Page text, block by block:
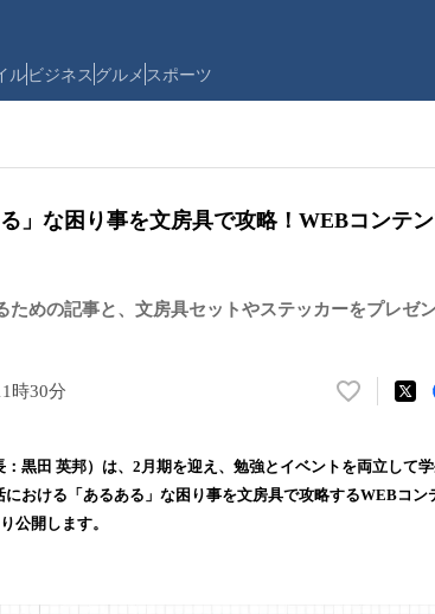
ルビジネス グルメ スポーツ
」な困り事を文房具で攻略！WEBコンテ
ための記事と、文房具セットやステッカーをプレゼ
時30分
い
！
数
黒田 英邦）は、2月期を迎え、勉強とイベントを両立して
おける「あるある」な困り事を文房具で攻略するWEBコン
公開します。